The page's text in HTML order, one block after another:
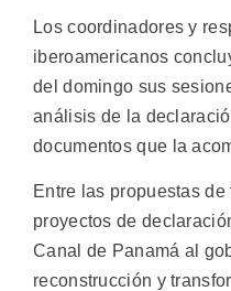
Los coordinadores y
iberoamericanos
del domingo sus
análisis de la
documentos que la
Entre las propuestas
proyectos de
Canal de Panamá al
reconstrucción y